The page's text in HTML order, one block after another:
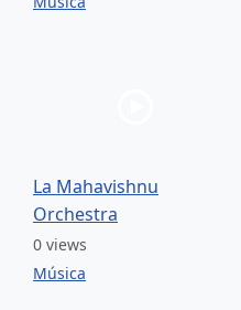
La Mahavishnu
Orchestra
0 views
Música